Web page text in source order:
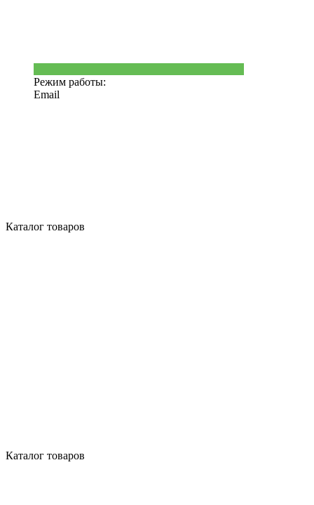
Режим работы:
Email
Каталог товаров
Каталог товаров